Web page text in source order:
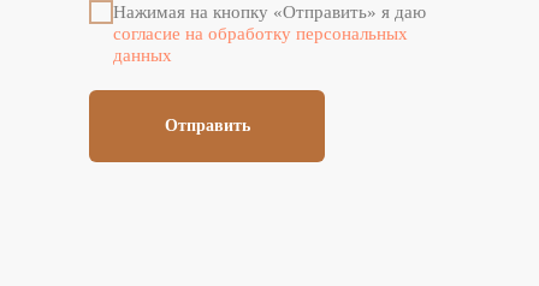
Нажимая на кнопку «Отправить» я даю
согласие на обработку персональных
данных
Отправить